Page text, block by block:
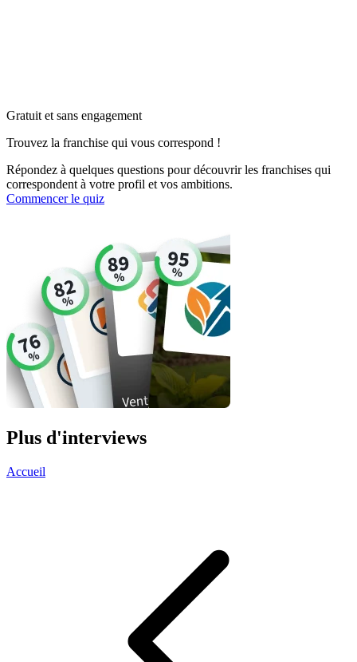
Gratuit et sans engagement
Trouvez la franchise qui vous correspond !
Répondez à quelques questions pour découvrir les franchises qui
correspondent à votre profil et vos ambitions.
Commencer le quiz
Plus d'interviews
Accueil